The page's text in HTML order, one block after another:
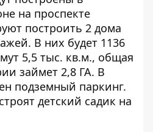
на проспекте
построить 2 дома
В них будет 1136
5,5 тыс. кв.м., общая
займет 2,8 ГА. В
подземный паркинг.
детский садик на